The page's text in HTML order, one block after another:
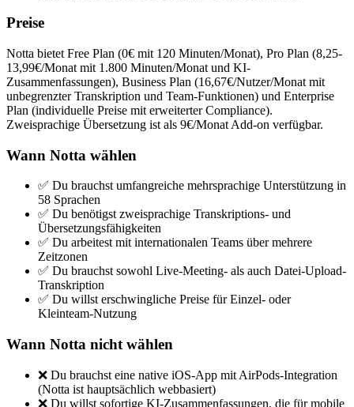
Preise
Notta bietet Free Plan (0€ mit 120 Minuten/Monat), Pro Plan (8,25-
13,99€/Monat mit 1.800 Minuten/Monat und KI-
Zusammenfassungen), Business Plan (16,67€/Nutzer/Monat mit
unbegrenzter Transkription und Team-Funktionen) und Enterprise
Plan (individuelle Preise mit erweiterter Compliance).
Zweisprachige Übersetzung ist als 9€/Monat Add-on verfügbar.
Wann Notta wählen
✅ Du brauchst umfangreiche mehrsprachige Unterstützung in
58 Sprachen
✅ Du benötigst zweisprachige Transkriptions- und
Übersetzungsfähigkeiten
✅ Du arbeitest mit internationalen Teams über mehrere
Zeitzonen
✅ Du brauchst sowohl Live-Meeting- als auch Datei-Upload-
Transkription
✅ Du willst erschwingliche Preise für Einzel- oder
Kleinteam-Nutzung
Wann Notta nicht wählen
❌ Du brauchst eine native iOS-App mit AirPods-Integration
(Notta ist hauptsächlich webbasiert)
❌ Du willst sofortige KI-Zusammenfassungen, die für mobile